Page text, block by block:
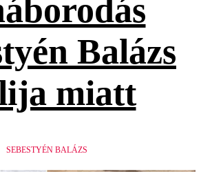
Balázs
miatt
SEBESTYÉN BALÁZS